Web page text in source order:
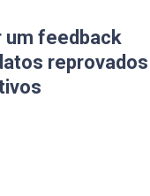
um feedback
reprovados